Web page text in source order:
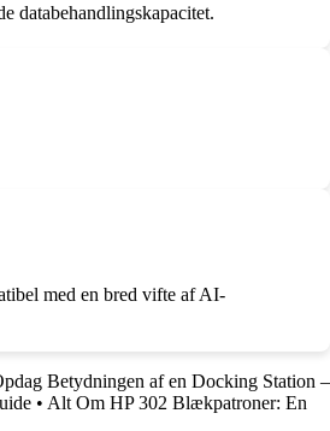
databehandlingskapacitet.
med en bred vifte af AI-
Betydningen af en Docking Station –
• Alt Om HP 302 Blækpatroner: En